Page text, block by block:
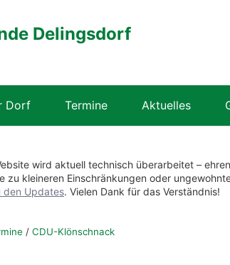
Delingsdorf
Dorf Termine Aktuelles
wird aktuell technisch überarbeitet –
zu kleineren Einschränkungen oder
den Updates. Vielen Dank für das Verständnis!
/ CDU-Klönschnack